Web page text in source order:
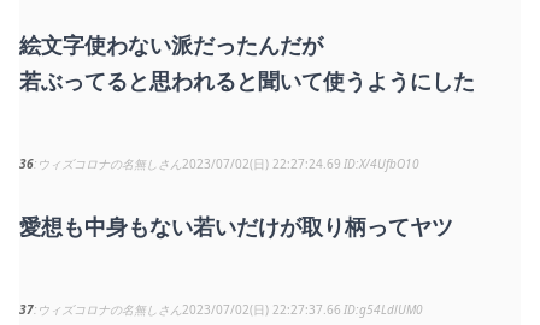
絵文字使わない派だったんだが
若ぶってると思われると聞いて使うようにした
36 ウィズコロナの名無しさん2023/07/02(日) 22:27:24.69 X/4UfbO10
愛想も中身もない若いだけが取り柄ってヤツ
37 ウィズコロナの名無しさん2023/07/02(日) 22:27:37.66 g54LdlUM0